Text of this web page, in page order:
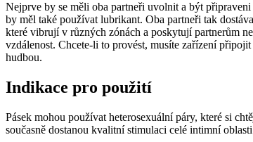
Nejprve by se měli oba partneři uvolnit a být
by měl také používat lubrikant. Oba partneři tak
které vibrují v různých zónách a poskytují partnerům
vzdálenost. Chcete-li to provést, musíte zařízení
hudbou.
Indikace pro použití
Pásek mohou používat heterosexuální páry, které si
současně dostanou kvalitní stimulaci celé intimní